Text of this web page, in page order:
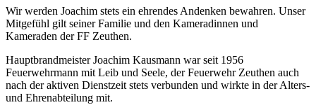
Wir werden Joachim stets ein ehrendes Andenken bewahren. Unser
Mitgefühl gilt seiner Familie und den Kameradinnen und
Kameraden der FF Zeuthen.
Hauptbrandmeister Joachim Kausmann war seit 1956
Feuerwehrmann mit Leib und Seele, der Feuerwehr Zeuthen auch
nach der aktiven Dienstzeit stets verbunden und wirkte in der Alters-
und Ehrenabteilung mit.